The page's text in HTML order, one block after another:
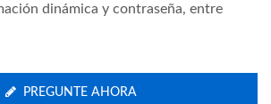
dinámica y contraseña, entre
PREGUNTE AHORA